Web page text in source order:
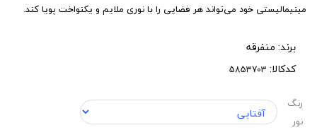
مینیمالیستی خود می‌تواند هر فضایی را با نوری ملایم و یکنواخت پویا کند.
برند: متفرقه
کدکالا:
رنگ
نور